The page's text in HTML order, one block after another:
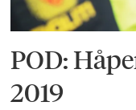
POD:
2019